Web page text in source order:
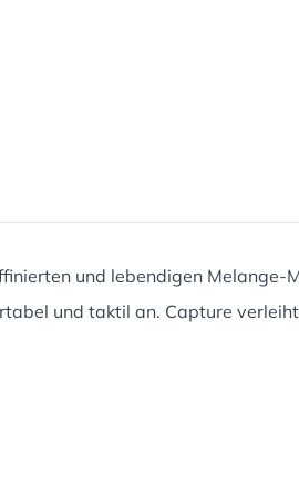
und lebendigen Melange-
und taktil an. Capture